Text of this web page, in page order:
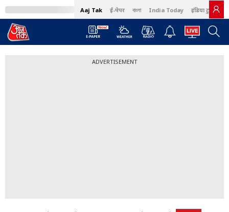
Aaj Tak ई-पेपर বাংলা India Today इंडिया टुडे हिंदी
ADVERTISEMENT